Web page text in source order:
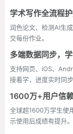
学术写作全流程
润色论文、检测AI生
交每份作业。
多端数据同步，
支持网页、iOS、
接着学，进度实时同步
1600万+用户信
全球超1600万学生使
示使用后成绩有提升。